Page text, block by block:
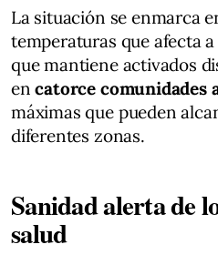
La situación se enmarca
temperaturas que afecta
que mantiene activados
encatorce comunidades
máximas que pueden
diferentes zonas.
Sanidad alerta de
salud